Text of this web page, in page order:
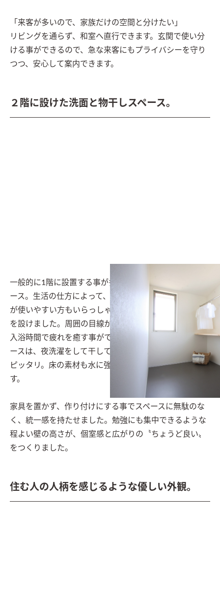
「来客が多いので、家族だけの空間と分けたい」
リビングを通らず、和室へ直行できます。玄関で使い分
ける事ができるので、急な来客にもプライバシーを守り
つつ、安心して案内できます。
２階に設けた洗面と物干しスペース。
一般的に1階に設置する事が多い浴室、洗面、物干しスペ
ース。生活の仕方によって、実は寝室の近くにあった方
が使いやすい方もいらっしゃいます。浴室にも大きな窓
を設けました。周囲の目線が気にならず、のんびりした
入浴時間で疲れを癒す事ができます。大きな物干しスペ
ースは、夜洗濯をして干しておきたい生活リズムの方に
ピッタリ。床の素材も水に強い素材をしようしていま
す。
家具を置かず、作り付けにする事でスペースに無駄のな
く、統一感を持たせました。勉強にも集中できるような
程よい壁の高さが、個室感と広がりの〝ちょうど良い〟
をつくりました。
住む人の人柄を感じるような優しい外観。